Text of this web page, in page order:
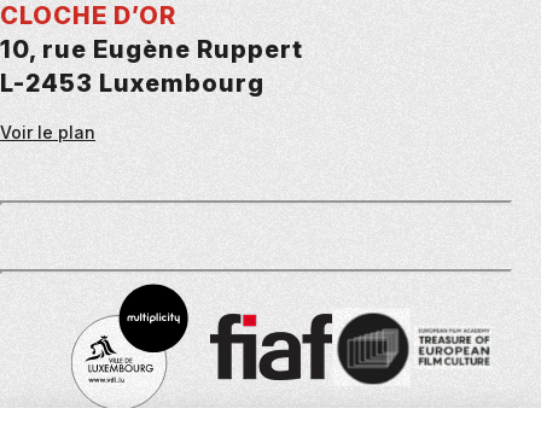
CLOCHE D’OR
10, rue Eugène Ruppert
L-2453 Luxembourg
Voir le plan